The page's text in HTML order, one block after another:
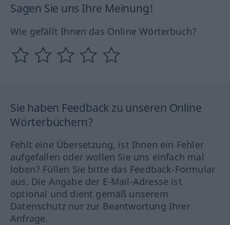
Sagen Sie uns Ihre Meinung!
Wie gefällt Ihnen das Online Wörterbuch?
Sie haben Feedback zu unseren Online
Wörterbüchern?
Fehlt eine Übersetzung, ist Ihnen ein Fehler
aufgefallen oder wollen Sie uns einfach mal
loben? Füllen Sie bitte das Feedback-Formular
aus. Die Angabe der E-Mail-Adresse ist
optional und dient gemäß unserem
Datenschutz nur zur Beantwortung Ihrer
Anfrage.